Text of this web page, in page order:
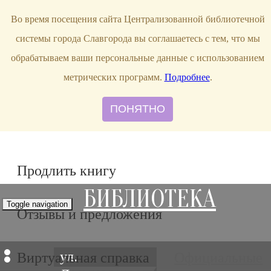
bibl-serv@mail.ru
Продлить книгу
Отзывы и предложения
Виртуальная справка
ул.
Toggle navigation БИБЛИОТЕКА
Во время посещения сайта Централизованной библиотечной
системы города Славгорода вы соглашаетесь с тем, что мы
обрабатываем ваши персональные данные с использованием
метрических программ. Подробнее.
ПОНЯТНО